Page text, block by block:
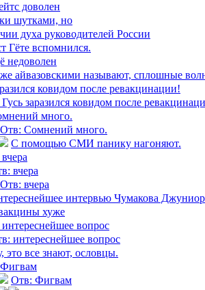
доволен
шутками, но
духа руководителей России
Гёте вспомнился.
недоволен
айвазовскими называют, сплошные
ковидом после ревакцинации!
заразился ковидом после
много.
Отв: Сомнений много.
С помощью СМИ панику нагоняют.
вчера
Отв: вчера
интервью Чумакова
хуже
вопрос
интереснейшее вопрос
это все знают, ословцы.
Фигвам
Отв: Фигвам